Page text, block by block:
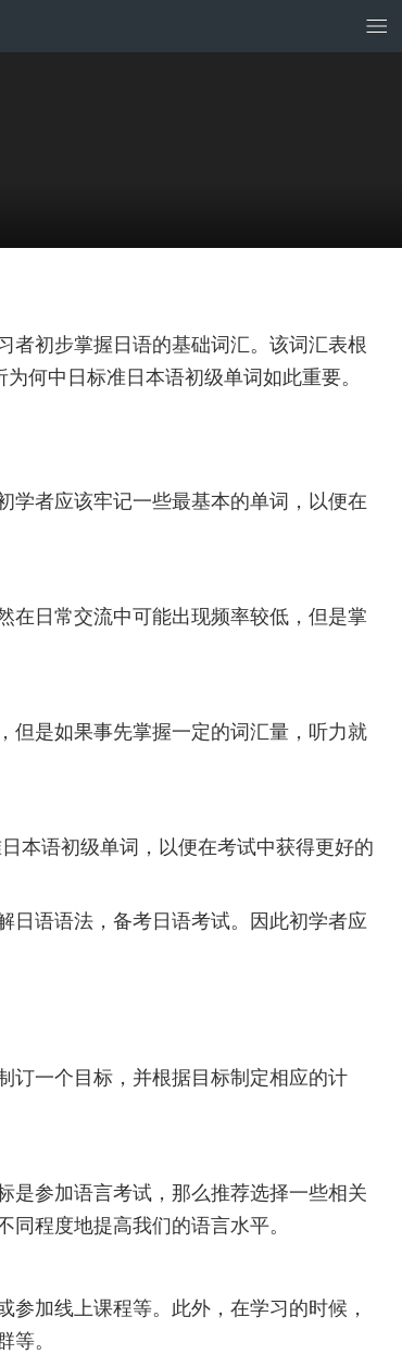
者初步掌握日语的基础词汇。该词汇表根
何中日标准日本语初级单词如此重要。
学者应该牢记一些最基本的单词，以便在
在日常交流中可能出现频率较低，但是掌
但是如果事先掌握一定的词汇量，听力就
本语初级单词，以便在考试中获得更好的
日语语法，备考日语考试。因此初学者应
订一个目标，并根据目标制定相应的计
是参加语言考试，那么推荐选择一些相关
程度地提高我们的语言水平。
加线上课程等。此外，在学习的时候，
。